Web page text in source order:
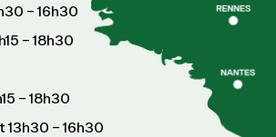
– 16h30
– 18h30
– 18h30
13h30 – 16h30